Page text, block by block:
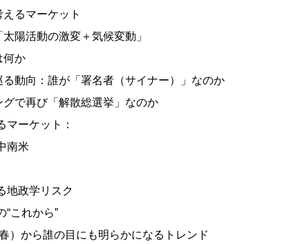
るマーケット
陽活動の激変＋気候変動」
何か
動向：誰が「署名者（サイナー）」なのか
で再び「解散総選挙」なのか
ーケット：
南米
地政学リスク
これから”
）から誰の目にも明らかになるトレンド